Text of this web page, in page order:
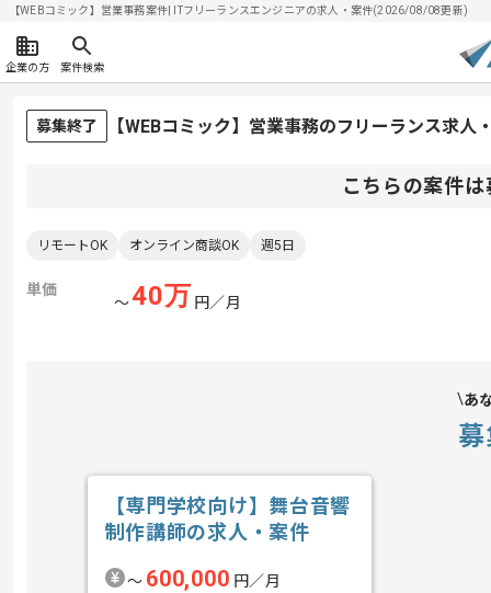
【WEBコミック】営業事務案件| ITフリーランスエンジニアの求人・案件(2026/08/08更新)
企業の方 案件検索
募集終了 【WEBコミック】営業事務のフリーランス求人
こちらの案件
リモートOK オンライン商談OK 週5日
単価
〜40万 円／月
あ
【専門学校向け】舞台音響
制作講師の求人・案件
〜 600,000 円／月